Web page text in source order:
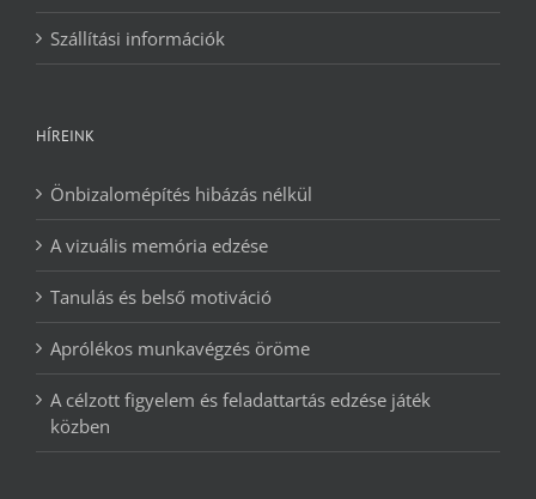
Szállítási információk
HÍREINK
Önbizalomépítés hibázás nélkül
A vizuális memória edzése
Tanulás és belső motiváció
Aprólékos munkavégzés öröme
A célzott figyelem és feladattartás edzése játék
közben